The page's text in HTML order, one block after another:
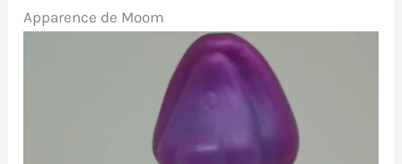
Apparence de Moom